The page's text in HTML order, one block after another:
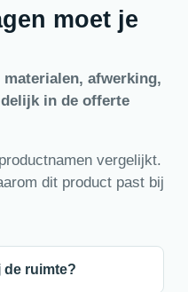
moet je
afwerking,
in de offerte
vergelijkt.
dit product past bij
de ruimte?